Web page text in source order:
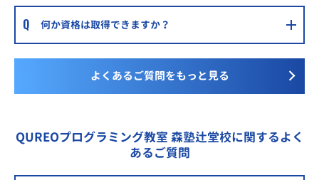
何か資格は取得できますか？
よくあるご質問をもっと見る
QUREOプログラミング教室 森塾辻堂校に関するよく
あるご質問